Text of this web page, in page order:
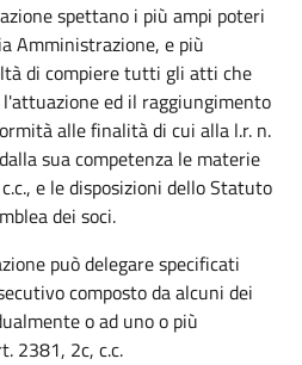
spettano i più ampi poteri
Amministrazione, e più
di compiere tutti gli atti che
ed il raggiungimento
alle finalità di cui alla l.r. n.
sua competenza le materie
e le disposizioni dello Statuto
dei soci.
può delegare specificati
composto da alcuni dei
o ad uno o più
2381, 2c, c.c.